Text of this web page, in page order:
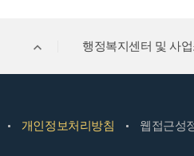
행정복지센터 및 사
개인정보처리방침 웹접근성